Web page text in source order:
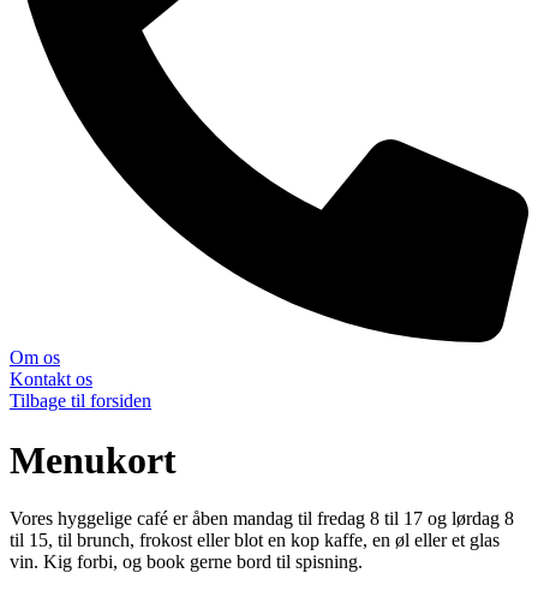
Om os
Kontakt os
Tilbage til forsiden
Menukort
Vores hyggelige café er åben mandag til fredag 8 til 17 og lørdag 8
til 15, til brunch, frokost eller blot en kop kaffe, en øl eller et glas
vin. Kig forbi, og book gerne bord til spisning.